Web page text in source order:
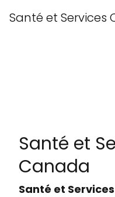
Santé et Services
Santé et
Canada
Santé et